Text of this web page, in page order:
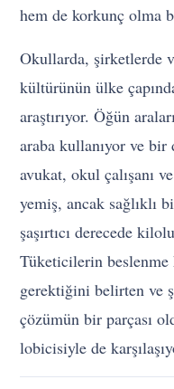
hem de korkunç olma
Okullarda, şirketlerde
kültürünün ülke
araştırıyor. Öğün
araba kullanıyor ve bir
avukat, okul çalışanı
yemiş, ancak sağlıklı
şaşırtıcı derecede
Tüketicilerin
gerektiğini belirten ve
çözümün bir parçası
lobicisiyle de